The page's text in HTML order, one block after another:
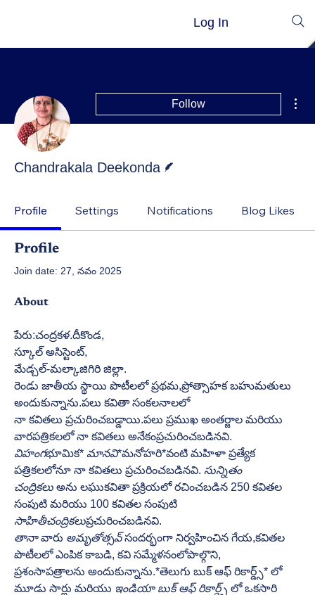
Log In
Follow
Chandrakala Deekonda
Profile Settings Notifications Blog Likes
Profile
Join date: 27, నవం 2025
About
పేరు:చంద్రకళ.దీకొండ,
స్కూల్ అసిస్టెంట్,
మేడ్చల్-మల్కాజిగిరి జిల్లా.
రెండు జాతీయ స్థాయి పొటీలలో ప్రథమ,ప్రోత్సాహక బహుమతులు
అందుకున్నాను.పలు కవితా సంకలనాలలో
నా కవితలు ప్రచురించబడ్డాయి.పలు ప్రముఖ అంతర్జాల మరియు
వారపత్రికలలో నా కవితలు అనేకంప్రచురించబడినవి.
విహంగభూమిక* మానవి*మనోహరి*వంటి మహిళా ప్రత్యేక
పత్రికలలోనూ నా కవితలు ప్రచురించబడినవి. సున్నితం
చంద్రికలు అను లఘుకవితా ప్రక్రియలో రచించబడిన 250 కవితల
సంపుటి మరియు 100 కవితల సంపుటి
సాహితీచంద్రికలుప్రచురించబడినవి.
తానా వారు అమృతోత్సవ్ సందర్భంగా నిర్వహించిన గేయ,కవితల
పొటీలలో ఎంపిక కాబడి, కవి సమ్మేళనంలోపాల్గొని,
ప్రశంసాపత్రాలను అందుకున్నాను.*తెలుగు బుక్ ఆఫ్ రికార్డ్స్* లో
మూడు సార్లు మరియు ఇండియా బుక్ ఆఫ్ రికార్డ్స్ లో ఒకసారి